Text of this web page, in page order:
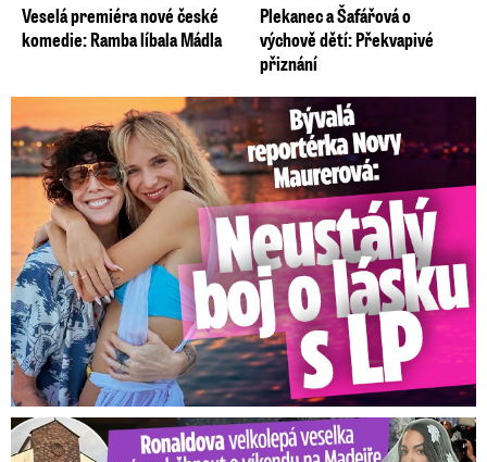
Veselá premiéra nové české
komedie: Ramba líbala Mádla
Plekanec a Šafářová o
výchově dětí: Překvapivé
přiznání
Bývalá reportérka Novy Maurerová: Neustálý boj o lásku s ...
Ronaldova velkolepá veselka na Madeiře: Svatba plná zákazů!